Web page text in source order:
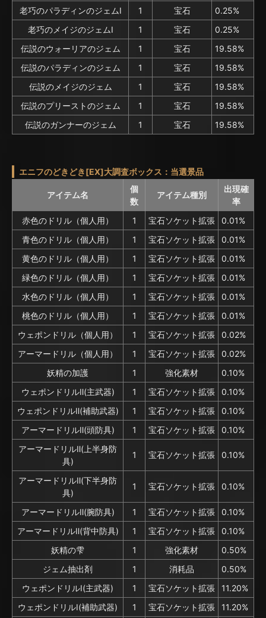
老巧のパラディンのジェムI
1 宝石
0.25%
老巧のメイジのジェムI
1 宝石
0.25%
伝説のウォーリアのジェム
1 宝石
19.58%
伝説のパラディンのジェム
1 宝石
19.58%
伝説のメイジのジェム
1 宝石
19.58%
伝説のプリーストのジェム
1 宝石
19.58%
伝説のガンナーのジェム
1 宝石 19.58%
エニフのどきどき[EX]大調査ボックス：当選景品
アイテム名
個
数
アイテム種別
出現確
率
赤色のドリル（個人用）
1 宝石ソケット拡張
0.01%
青色のドリル（個人用）
1 宝石ソケット拡張
0.01%
黄色のドリル（個人用）
1 宝石ソケット拡張
0.01%
緑色のドリル（個人用）
1 宝石ソケット拡張
0.01%
水色のドリル（個人用）
1 宝石ソケット拡張
0.01%
桃色のドリル（個人用）
1 宝石ソケット拡張
0.01%
ウェポンドリル（個人用）
1 宝石ソケット拡張
0.02%
アーマードリル（個人用）
1 宝石ソケット拡張
0.02%
妖精の加護
1 強化素材
0.10%
ウェポンドリルⅡ(主武器)
1 宝石ソケット拡張
0.10%
ウェポンドリルⅡ(補助武器)
1 宝石ソケット拡張
0.10%
アーマードリルⅡ(頭防具)
1 宝石ソケット拡張
0.10%
アーマードリルⅡ(上半身防
具)
1 宝石ソケット拡張 0.10%
アーマードリルⅡ(下半身防
具)
1 宝石ソケット拡張 0.10%
アーマードリルⅡ(腕防具) 1 宝石ソケット拡張
0.10%
アーマードリルⅡ(背中防具)
1 宝石ソケット拡張
0.10%
妖精の雫
1 強化素材
0.50%
ジェム抽出剤
1 消耗品
0.50%
ウェポンドリルⅠ(主武器)
1 宝石ソケット拡張
11.20%
ウェポンドリルⅠ(補助武器)
1 宝石ソケット拡張 11.20%